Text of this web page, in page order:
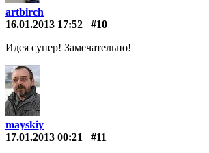
artbirch
16.01.2013 17:52
#10
Идея супер! Замечательно!
mayskiy
17.01.2013 00:21
#11